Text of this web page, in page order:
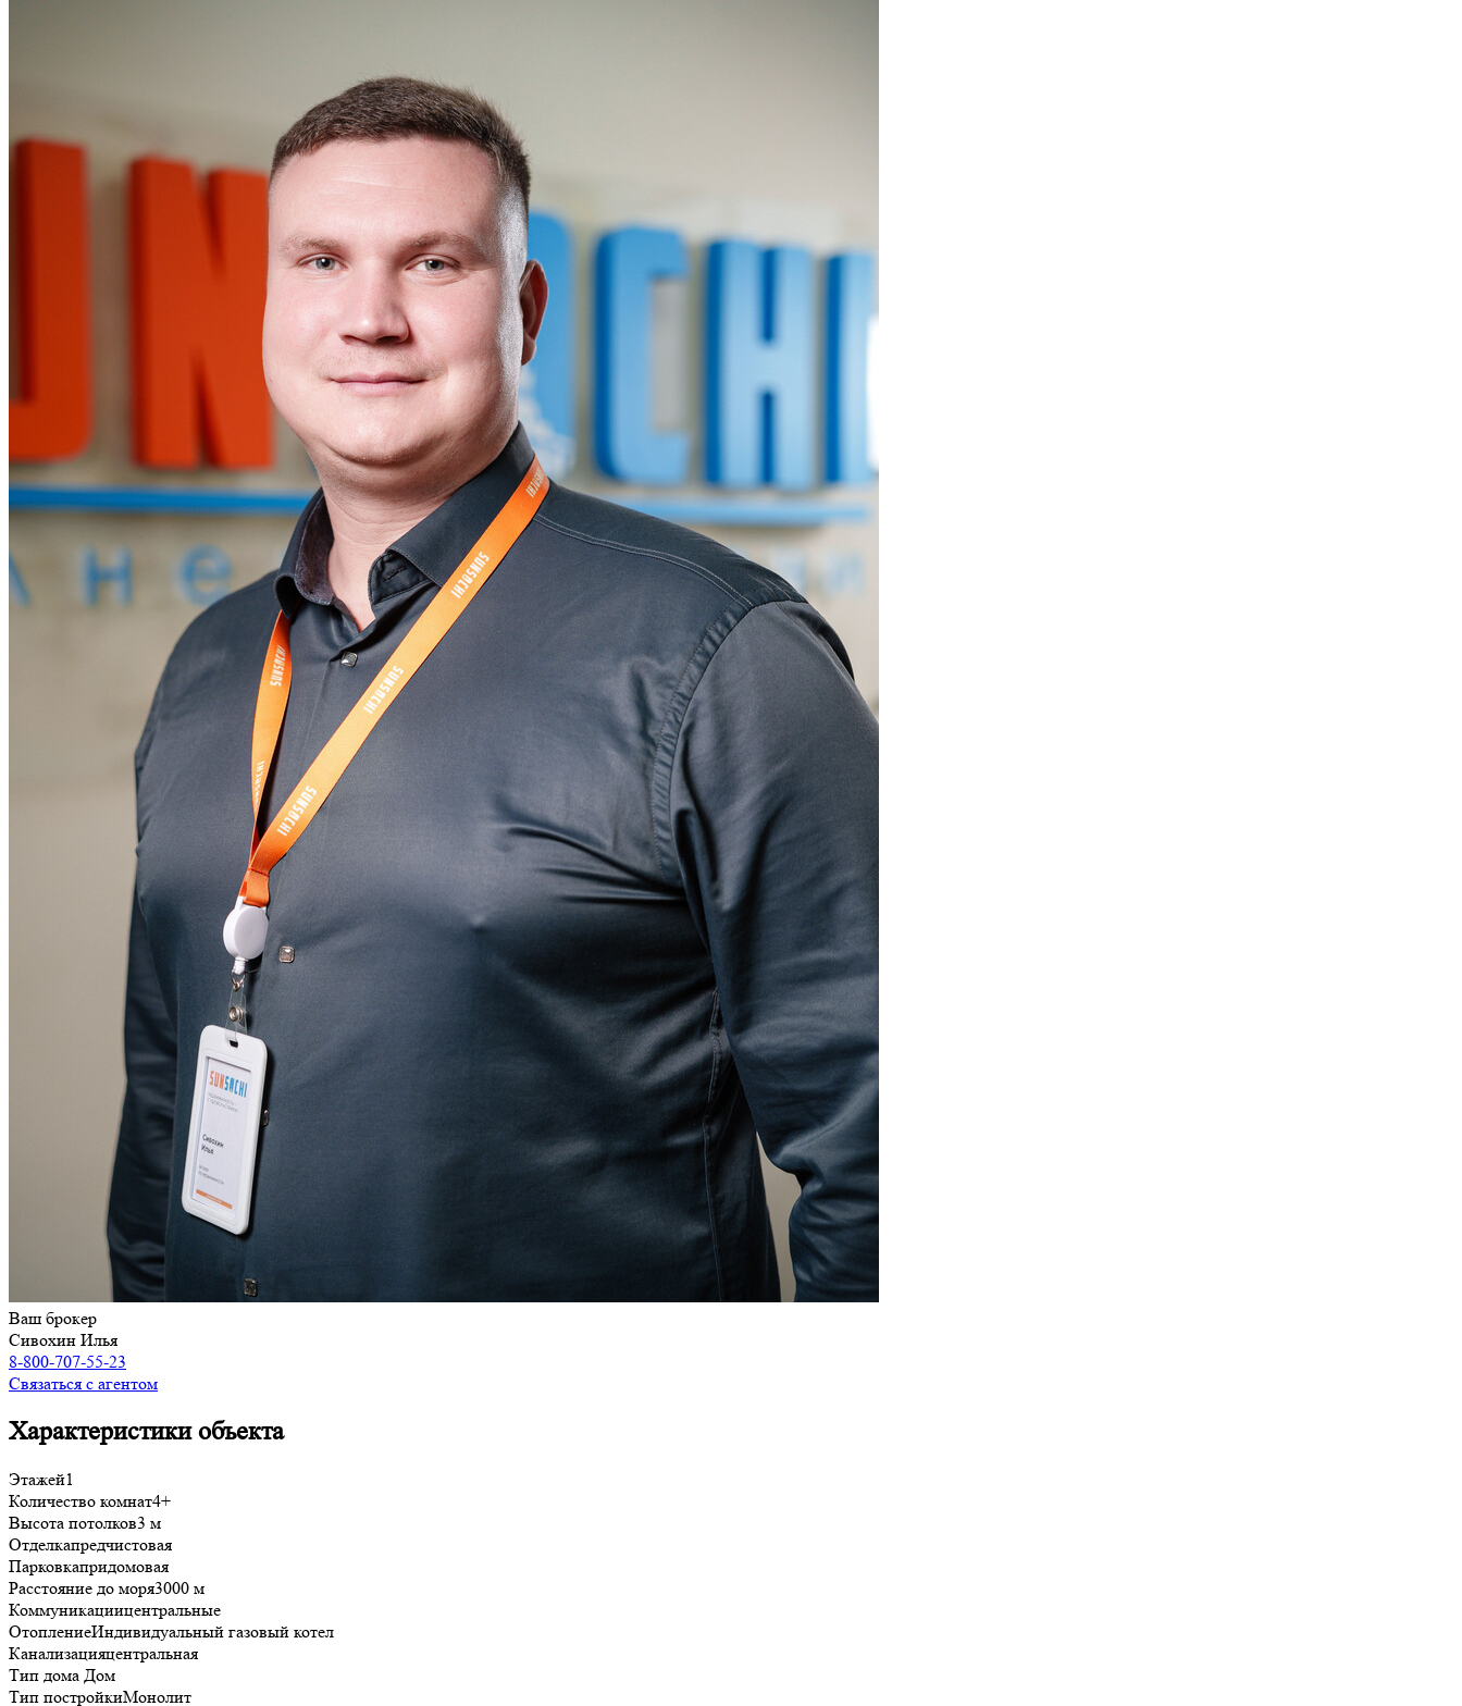
Ваш брокер
Сивохин Илья
8-800-707-55-23
Связаться с агентом
Характеристики объекта
Этажей1
Количество комнат4+
Высота потолков3 м
Отделкапредчистовая
Парковкапридомовая
Расстояние до моря3000 м
Коммуникациицентральные
ОтоплениеИндивидуальный газовый котел
Канализацияцентральная
Тип дома Дом
Тип постройкиМонолит